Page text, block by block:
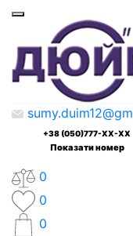
+38 (050)777-XX-XX
Показати номер
0
0
0